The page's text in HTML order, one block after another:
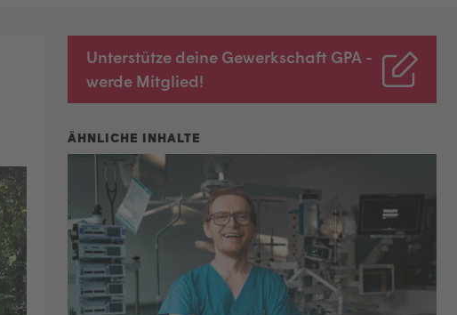
Unterstütze deine Gewerkschaft GPA -
werde Mitglied!